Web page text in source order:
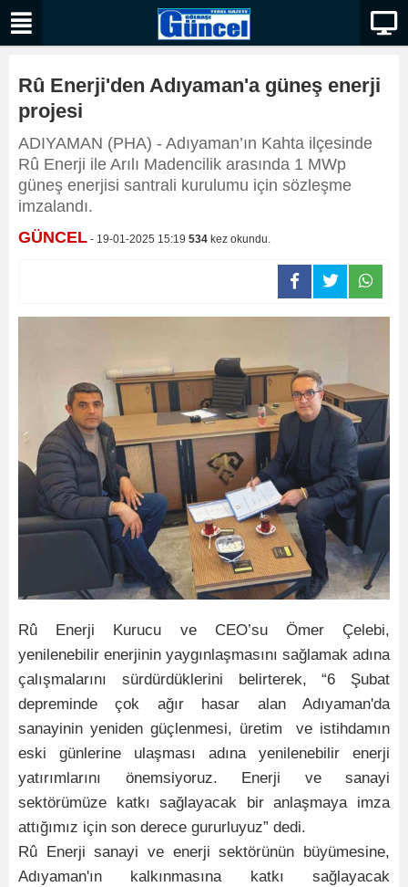
Rû Enerji'den Adıyaman'a güneş enerji
projesi
ADIYAMAN (PHA) - Adıyaman’ın Kahta ilçesinde
Rû Enerji ile Arılı Madencilik arasında 1 MWp
güneş enerjisi santrali kurulumu için sözleşme
imzalandı.
GÜNCEL - 19-01-2025 15:19 534 kez okundu.
Rû Enerji Kurucu ve CEO’su Ömer Çelebi,
yenilenebilir enerjinin yaygınlaşmasını sağlamak adına
çalışmalarını sürdürdüklerini belirterek, “6 Şubat
depreminde çok ağır hasar alan Adıyaman'da
sanayinin yeniden güçlenmesi, üretim ve istihdamın
eski günlerine ulaşması adına yenilenebilir enerji
yatırımlarını önemsiyoruz. Enerji ve sanayi
sektörümüze katkı sağlayacak bir anlaşmaya imza
attığımız için son derece gururluyuz” dedi.
Rû Enerji sanayi ve enerji sektörünün büyümesine,
Adıyaman'ın kalkınmasına katkı sağlayacak